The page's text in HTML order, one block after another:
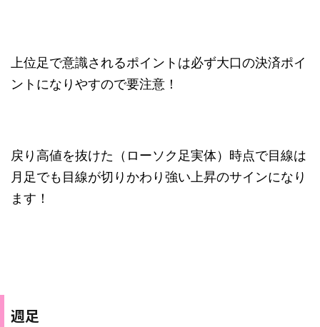
上位足で意識されるポイントは必ず大口の決済ポイ
ントになりやすので要注意！
戻り高値を抜けた（ローソク足実体）時点で目線は
月足でも目線が切りかわり強い上昇のサインになり
ます！
週足